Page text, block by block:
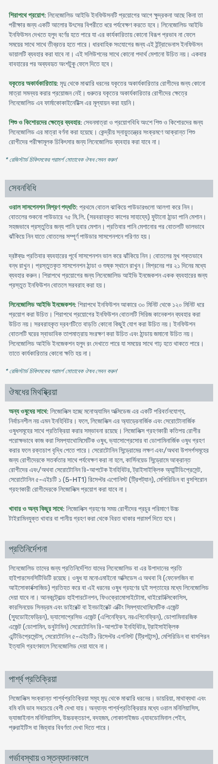
শিরাপথে প্রয়োগ: লিনেজোলিড আইভি ইনফিউসনটি প্রয়োগের আগে ক্ষুদ্রকনা আছে কিনা তা
পরীক্ষার জন্য একটি আলোর উৎসের বিপরীতে ধরে পর্যবেক্ষণ করতে হবে। লিনেজোলিড আইভি
ইনফিউসন দেখতে হলুদ বর্ণের হতে পারে যা এর কার্যকারিতায় কোনো বিরূপ প্রভাব না ফেলে
সময়ের সাথে সাথে তীব্রতর হতে পারে। ধারবাহিক সংযোগের জন্য এই ইন্ট্রাভেনাস ইনফিউসন
ভায়ালটি ব্যবহার করা যাবে না। এই সলিউশনের সাথে কোনো পদার্থ মেশানো উচিত নয়। একবার
বাবহারের পর অব্যবহৃত অংশটুকু ফেলে দিতে হবে।
যকৃতের অকার্যকারিতায়: মৃদু থেকে মাঝারি ধরনের যকৃতের অকার্যকারিতার রোগীদের জন্য কোনো
মাত্রা সমন্বয় করার প্রয়োজন নেই। গুরুতর যকৃতের অকার্যকারিতার রোগীদের ক্ষেত্রে
লিনেজোলিড এব ফার্মাকোকাইনেটিক্স এর মূল্যায়ন করা হয়নি।
শিশু ও কিশোরদের ক্ষেত্রে ব্যবহার: সেবনমাত্রা ও প্রয়োগবিধি অংশে শিশু ও কিশোরদের জন্য
লিনেজোলিড এর মাত্রা বর্ণনা করা হয়েছে। কেন্দ্রীয় স্নায়ুতন্ত্রের সংক্রমণে আক্রান্ত শিশু
রোগীদের পরীক্ষামূলক চিকিৎসার জন্য লিনেজোলিড ব্যবহার করা যাবে না।
* রেজিস্টার্ড চিকিৎসকের পরামর্শ মোতাবেক ঔষধ সেবন করুন'
সেবনবিধি
ওরাল সাসপেনশন মিশ্রণ পদ্ধতি: প্রথমে বোতল ঝাকিয়ে পাউডারগুলো আলগা করে নিন।
বোতলের শুকনো পাউডারে ৭৫ মি.লি. (সরবরাহকৃত কাপের সাহায্যে) ফুটানো ঠান্ডা পানি মেশান।
সহজভাবে প্রস্তুতির জন্য পানি দুবার মেশান। প্রতিবার পানি মেশানোর পর বোতলটি ভালভাবে
ঝাঁকিয়ে নিন যাতে বোতলের সম্পূর্ণ পাউডার সাসপেনশনে পরিণত হয়।
দ্রষ্টব্যঃ প্রতিবার ব্যবহারের পূর্বে সাসপেনশন ভাল করে ঝাঁকিয়ে নিন। বোতলের মুখ শক্তভাবে
বন্ধ রাখুন। প্রস্তুতকৃত সাসপেনশন ঠান্ডা ও শুষ্ক স্থানে রাখুন। মিশ্রনের পর ২১ দিনের মধ্যে
ব্যবহার করুন। শিরাপথে প্রয়োগের জন্য লিনেজোলিড আইভি ইনজেকশন একক ব্যবহারের জন্য
প্রস্তুত ইনফিউশন বোতলে সরবরাহ করা হয়।
লিনেজোলিড আইভি ইনজেকশন: শিরাপথে ইনফিউশন আকারে ৩০ মিনিট থেকে ১২০ মিনিট ধরে
প্রয়োগ করা উচিত। শিরাপথে প্রয়োগের ইনফিউশন বোতলটি সিরিজ কানেকশন ব্যবহার করা
উচিত নয়। সরবরাহকৃত দ্রবণটিতে বাড়তি কোনো কিছুই যোগ করা উচিত নয়। ইনফিউশন
বোতলটি ঘরের স্বাভাবিক তাপমাত্রায় সংরক্ষণ করা উচিত এবং ঠান্ডায় জমানো উচিত নয়।
লিনেজোলিড আইভি ইনজেকশন হলুদ রং দেখাতে পারে যা সময়ের সাথে গাঢ় হতে থাকতে পারে।
তাতে কার্যকারিতার কোনো ক্ষতি হয় না।
* রেজিস্টার্ড চিকিৎসকের পরামর্শ মোতাবেক ঔষধ সেবন করুন'
ঔষধের মিথষ্ক্রিয়া
অন্য ওষুধের সাথে: লিজোলিক্স হচ্ছে মনোঅ্যামিন অক্সিডেজ এর একটি পরিবর্তনযোগ্য,
নির্বাচনশীল নয় এমন ইনহিবিটর। ফলে, লিজোলিক্স এর অ্যাড্রেনার্জিক এবং সেরোটোনার্জিক
ওষুধসমূহের সাথে প্রতিক্রিয়া করার সম্ভাবনা রয়েছে। লিজোলিক্স গ্রহণকারী কতিপয় রোগীর
পরোক্ষভাবে কাজ করা সিমপ্যাথোমিমেটিক ওষুধ, ভ্যাসোপ্রেসোর বা ডোপামিনার্জিক ওষুধ গ্রহণ
করার ফলে রক্তচাপ বৃদ্ধি পেতে পারে। সেরোটোনিন সিন্ড্রোমের লক্ষণ এবং/অথবা উপসর্গসমূহের
জন্য রোগীদেরকে সতর্কতার সাথে পর্যবেক্ষণ করা না হলে, কার্সিনয়েড সিন্ড্রোমে আক্রান্ত
রোগীদের এবং/অথবা সেরোটোনিন রি-আপটেক ইনহিবিটর, ট্রাইসাইক্লিক অ্যান্টিডিপ্রেসেন্ট,
সেরোটোনিন ৫-এইচটি ১ (5-HT1) রিসেপ্টর এগোনিস্ট (ট্রিপট্যান), মেপিরিডিন বা বুসপিরোন
গ্রহণকারী রোগীদেরকে লিজোলিক্স প্রয়োগ করা যাবে না।
খাবার ও অন্য কিছুর সাথে: লিজোলিক্স গ্রহণের সময় রোগীদের প্রচুর পরিমাণে উচ্চ
টাইরামিনযুক্ত খাবার বা পানীয় গ্রহণ করা থেকে বিরত থাকার পরামর্শ দিতে হবে।
প্রতিনির্দেশনা
লিনেজোলিড তাদের জন্য প্রতিনির্দেশিত যাদের লিনেজোলিড বা এর উপাদানের প্রতি
হাইপারসেনসিটিভিটি রয়েছে। ওষুধ যা মনোএমাইনো অক্সিডেস এ অথবা বি (ফেনেলজিন বা
আইসোকার্বক্সাজিড) প্রতিহত করে বা এই ধরনের ওষুধ গ্রহণের দুই সপ্তাহের মধ্যে লিনেজোলিড
দেয়া যাবে না। আনকন্ট্রোল্ড হাইপারটেনশন, ফিওক্রোমোসাইটোমা, থাইরোটক্সিকোসিস,
কারসিনয়েড সিনড্রম এবং ডাইরেক্ট বা ইনডাইরেক্ট এক্টিং সিমপ্যাথোমিমেটিক এজেন্ট
(স্যুডোইফেড্রিন), ভ্যাসোপ্রেসিভ এজেন্ট (এপিনেফ্রিন, নরএপিনেফ্রিন), ডোপামিনারজিক
এজেন্ট (ডোপামিন, ডবুটামিন) সেরোটোনিন রি-আপটেক ইনহিবিটর, ট্রাইসাইক্লিক
এন্টিডিপ্রেসেন্টস্, সেরোটোনিন ৫-এইচটি১ রিসেপ্টর এগনিস্ট (ট্রিপটান্স), মেপিরিডিন বা বাসপিরন
ইত্যাদি গ্রহণকালে লিনেজোলিড দেয়া যাবে না।
পার্শ্ব প্রতিক্রিয়া
লিজোলিক্স সংক্রান্ত পার্শ্বপ্রতিক্রিয়া সমূহ মৃদু থেকে মাঝারি ধরনের। ডায়রিয়া, মাথাব্যথা এবং
বমি বমি ভাব সবচেয়ে বেশী দেখা যায়। অন্যান্য পার্শ্বপ্রতিক্রিয়ার মধ্যে ওরাল মনিলিয়াসিস,
ভ্যাজাইনাল মনিলিয়াসিস, উচ্চরক্তচাপ, বদহজম, লোকালাইজড এ্যাবডোমিনাল পেইন,
প্রুরাইটিস বা জিহ্বার বিবর্ণতা দেখা দিতে পারে।
গর্ভাবস্থায় ও স্তন্যদানকালে